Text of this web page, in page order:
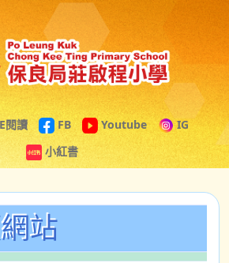
閱讀 FB Youtube
IG
小紅書
站